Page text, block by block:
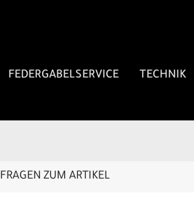
FEDERGABELSERVICE TECHNIK
FRAGEN ZUM ARTIKEL